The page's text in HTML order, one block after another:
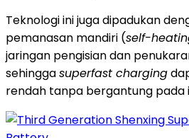
Teknologi ini juga dipadukan
pemanasan mandiri (self-
jaringan pengisian dan
sehinggasuperfast charging
rendah tanpa bergantung